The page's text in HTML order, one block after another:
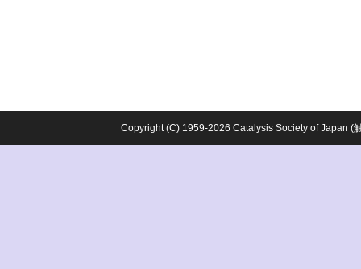
Copyright (C) 1959-2026 Catalysis Society of Japan (